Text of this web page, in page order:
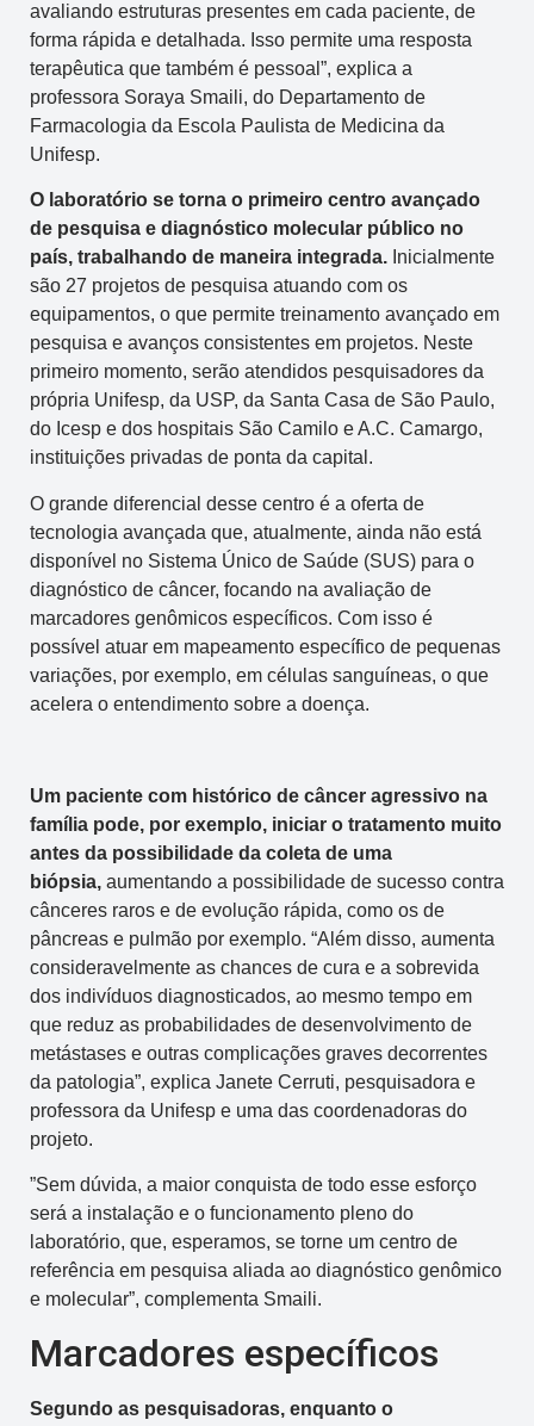
avaliando estruturas presentes em cada paciente, de
forma rápida e detalhada. Isso permite uma resposta
terapêutica que também é pessoal”, explica a
professora Soraya Smaili, do Departamento de
Farmacologia da Escola Paulista de Medicina da
Unifesp.
O laboratório se torna o primeiro centro avançado
de pesquisa e diagnóstico molecular público no
país, trabalhando de maneira integrada. Inicialmente
são 27 projetos de pesquisa atuando com os
equipamentos, o que permite treinamento avançado em
pesquisa e avanços consistentes em projetos. Neste
primeiro momento, serão atendidos pesquisadores da
própria Unifesp, da USP, da Santa Casa de São Paulo,
do Icesp e dos hospitais São Camilo e A.C. Camargo,
instituições privadas de ponta da capital.
O grande diferencial desse centro é a oferta de
tecnologia avançada que, atualmente, ainda não está
disponível no Sistema Único de Saúde (SUS) para o
diagnóstico de câncer, focando na avaliação de
marcadores genômicos específicos. Com isso é
possível atuar em mapeamento específico de pequenas
variações, por exemplo, em células sanguíneas, o que
acelera o entendimento sobre a doença.
Um paciente com histórico de câncer agressivo na
família pode, por exemplo, iniciar o tratamento muito
antes da possibilidade da coleta de uma
biópsia, aumentando a possibilidade de sucesso contra
cânceres raros e de evolução rápida, como os de
pâncreas e pulmão por exemplo. “Além disso, aumenta
consideravelmente as chances de cura e a sobrevida
dos indivíduos diagnosticados, ao mesmo tempo em
que reduz as probabilidades de desenvolvimento de
metástases e outras complicações graves decorrentes
da patologia”, explica Janete Cerruti, pesquisadora e
professora da Unifesp e uma das coordenadoras do
projeto.
”Sem dúvida, a maior conquista de todo esse esforço
será a instalação e o funcionamento pleno do
laboratório, que, esperamos, se torne um centro de
referência em pesquisa aliada ao diagnóstico genômico
e molecular”, complementa Smaili.
Marcadores específicos
Segundo as pesquisadoras, enquanto o